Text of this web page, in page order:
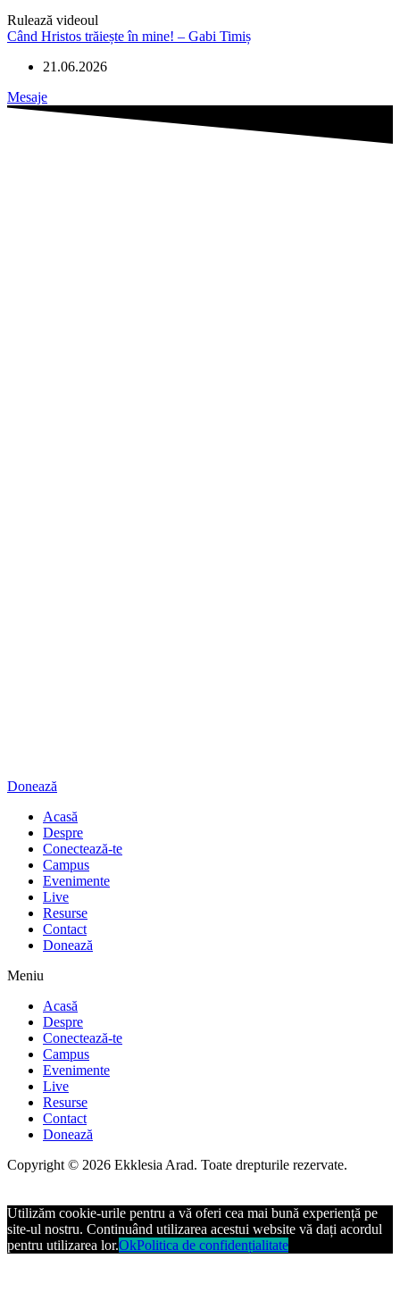
Rulează videoul
Când Hristos trăiește în mine! – Gabi Timiș
21.06.2026
Mesaje
Donează
Acasă
Despre
Conectează-te
Campus
Evenimente
Live
Resurse
Contact
Donează
Meniu
Acasă
Despre
Conectează-te
Campus
Evenimente
Live
Resurse
Contact
Donează
Copyright © 2026 Ekklesia Arad. Toate drepturile rezervate.
Utilizăm cookie-urile pentru a vă oferi cea mai bună experiență pe
site-ul nostru. Continuând utilizarea acestui website vă dați acordul
pentru utilizarea lor.OkPolitica de confidențialitate